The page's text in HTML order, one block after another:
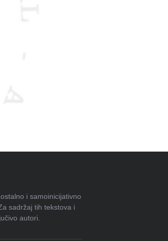
i samoinicijativno
sadržaj tih tekstova i
autori.